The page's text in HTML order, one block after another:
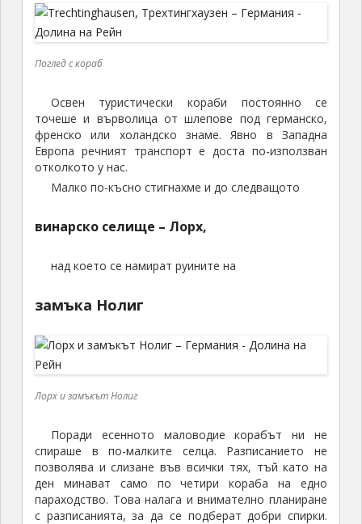
Поглед с кораб
Освен туристически кораби постоянно се
точеше и върволица от шлепове под германско,
френско или холандско знаме. Явно в Западна
Европа речният транспорт е доста по-използван
отколкото у нас.
Малко по-късно стигнахме и до следващото
винарско селище – Лорх,
над което се намират руините на
замъка Нолиг
Лорх и замъкът Нолиг
Поради есенното маловодие корабът ни не
спираше в по-малките селца. Разписанието не
позволява и слизане във всички тях, тъй като на
ден минават само по четири кораба на едно
параходство. Това налага и внимателно планиране
с разписанията, за да се подберат добри спирки.